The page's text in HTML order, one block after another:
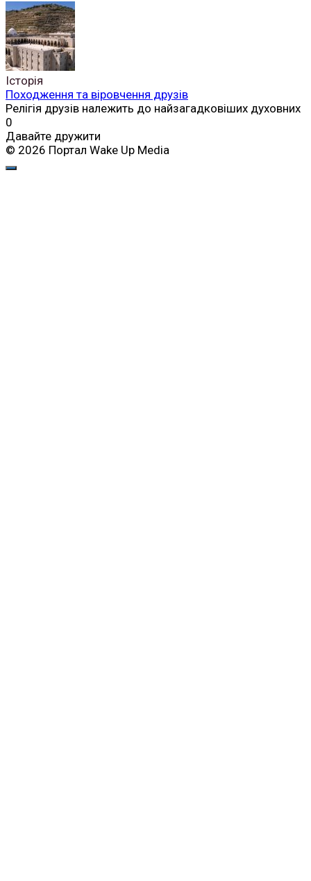
Історія
Походження та віровчення друзів
Релігія друзів належить до найзагадковіших духовних
0
Давайте дружити
© 2026 Портал Wake Up Media